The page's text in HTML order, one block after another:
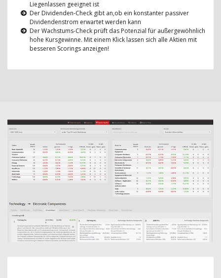
Liegenlassen geeignet ist
Der Dividenden-Check gibt an,ob ein konstanter passiver
Dividendenstrom erwartet werden kann
Der Wachstums-Check prüft das Potenzial für außergewöhnlich
hohe Kursgewinne. Mit einem Klick lassen sich alle Aktien mit
besseren Scorings anzeigen!